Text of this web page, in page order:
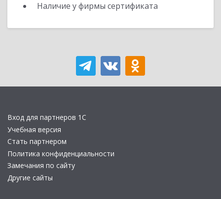
Наличие у фирмы сертификата
Вход для партнеров 1С
Учебная версия
Стать партнером
Политика конфиденциальности
Замечания по сайту
Другие сайты